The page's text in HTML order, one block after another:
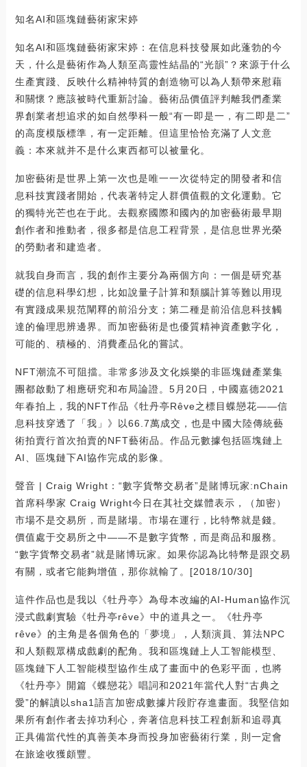
知名AI和區塊鏈藝術家宋婷
知名AI和區塊鏈藝術家宋婷：在信息科技發展如此蓬勃的今
天，什么是藝術作為人類至高靈性結晶的“光韻”？來源于什么
生產實踐、反映什么精神特質的創造物可以為人類帶來慰藉
和關懷？應該被時代重新討論。藝術品價值評判離我們產業
界創業者想追求的如自然學科一般“有一即是一，有二即是二”
的高度模版標準，有一定距離。但這里恰恰充滿了人文意
義：本來就并不是什么東西都可以被量化。
加密藝術是世界上第一次也是唯一一次從特定的開發者和信
息科技實踐者開始，代表著特定人群價值觀的文化運動。它
的獨特光芒也在于此。去觀察國際和國內的加密藝術最早期
創作者和推動者，很多都是信息工程背景，是信息世界光榮
的勞動者和建造者。
就我自身而言，我的創作主要分為兩個方向：一個是研究基
礎的信息科學幻想，比如說量子計算和類腦計算等難以用現
有實踐成果規范闡釋的前沿分支；第二種是前沿信息科技觸
達的倫理思辨邊界。而加密藝術是也優質精神資產數字化，
可能的、積極的、消費產品化的嘗試。
NFT潮流不可阻擋。非常多涉及文化娛樂的非區塊鏈產業集
團都啟動了相應研究和布局論證。5月20日，中國嘉德2021
年春拍上，我的NFT作品《牡丹亭Rêve之標目蝶戀花——信
息科技穿透了「我」》以66.7萬成交，也是中國大陸傳統藝
術拍賣行首次拍賣的NFT藝術品。作品元數據包括區塊鏈上
AI、區塊鏈下AI協作完成的影像。
聲音 | Craig Wright：“數字貨幣交易者”是賭博玩家:nChain
首席科學家 Craig Wright今日在其社交媒體表示，（加密）
市場不是交易所，而是賭場。市場在運行，比特幣就是錢。
價值處于交易所之中——不是數字貨幣，而是商品和服務。
“數字貨幣交易者”就是賭博玩家。如果你認為比特幣是跟交易
有關，或者它能夠增值，那你就輸了。[2018/10/30]
這件作品也是我以《牡丹亭》為母本改編的AI-Human協作沉
浸式戲劇實驗《牡丹亭rêve》中的道具之一。《牡丹亭
rêve》的主角是各個角色的「夢境」，人類演員、算法NPC
和人類觀眾構成戲劇的配角。我和區塊鏈上人工智能模型、
區塊鏈下人工智能模型協作生成了畫面中的色彩平面，也將
《牡丹亭》開篇《蝶戀花》唱詞和2021年當代人對“古典之
愛”的解讀以sha1語言加密成數據片段貯存進畫面。我堅信如
果所有創作者去掉功利心，奔著信息科技工程創新和追尋真
正具備當代性的真善美本身而投身加密藝術行業，則一定會
在旅途收獲頗豐。